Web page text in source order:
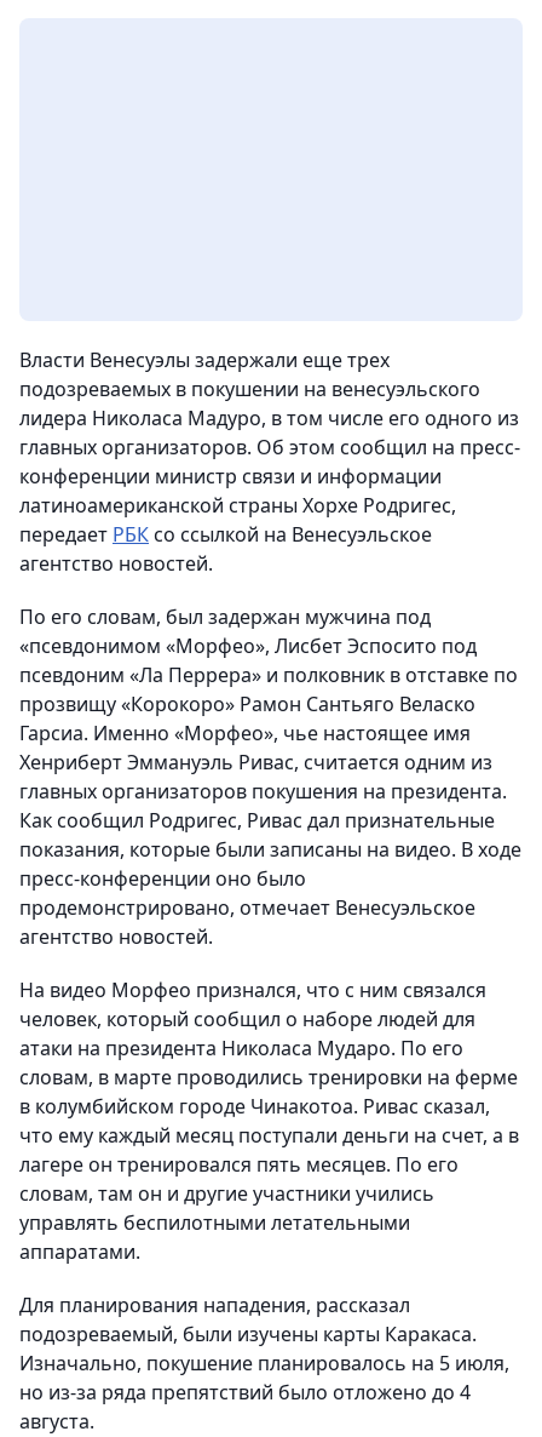
Власти Венесуэлы задержали еще трех
подозреваемых в покушении на венесуэльского
лидера Николаса Мадуро, в том числе его одного из
главных организаторов. Об этом сообщил на пресс-
конференции министр связи и информации
латиноамериканской страны Хорхе Родригес,
передает РБКсо ссылкой на Венесуэльское
агентство новостей.
По его словам, был задержан мужчина под
«псевдонимом «Морфео», Лисбет Эспосито под
псевдоним «Ла Перрера» и полковник в отставке по
прозвищу «Корокоро» Рамон Сантьяго Веласко
Гарсиа. Именно «Морфео», чье настоящее имя
Хенриберт Эммануэль Ривас, считается одним из
главных организаторов покушения на президента.
Как сообщил Родригес, Ривас дал признательные
показания, которые были записаны на видео. В ходе
пресс-конференции оно было
продемонстрировано, отмечает Венесуэльское
агентство новостей.
На видео Морфео признался, что с ним связался
человек, который сообщил о наборе людей для
атаки на президента Николаса Мударо. По его
словам, в марте проводились тренировки на ферме
в колумбийском городе Чинакотоа. Ривас сказал,
что ему каждый месяц поступали деньги на счет, а в
лагере он тренировался пять месяцев. По его
словам, там он и другие участники учились
управлять беспилотными летательными
аппаратами.
Для планирования нападения, рассказал
подозреваемый, были изучены карты Каракаса.
Изначально, покушение планировалось на 5 июля,
но из-за ряда препятствий было отложено до 4
августа.